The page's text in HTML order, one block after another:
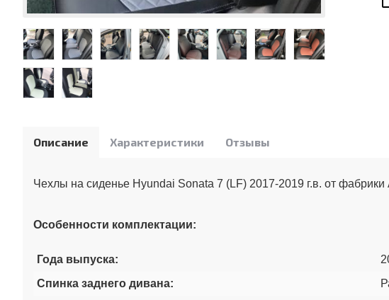
Описание Характеристики Отзывы
Чехлы на сиденье Hyundai Sonata 7 (LF) 2017-2019 г.в. от фабрики
Особенности комплектации:
Года выпуска:
Спинка заднего дивана: